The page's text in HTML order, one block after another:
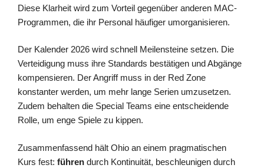
Diese Klarheit wird zum Vorteil gegenüber anderen MAC-
Programmen, die ihr Personal häufiger umorganisieren.
Der Kalender 2026 wird schnell Meilensteine setzen. Die
Verteidigung muss ihre Standards bestätigen und Abgänge
kompensieren. Der Angriff muss in der Red Zone
konstanter werden, um mehr lange Serien umzusetzen.
Zudem behalten die Special Teams eine entscheidende
Rolle, um enge Spiele zu kippen.
Zusammenfassend hält Ohio an einem pragmatischen
Kurs fest: führen durch Kontinuität, beschleunigen durch